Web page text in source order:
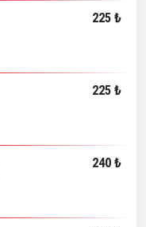
225 ₺
225 ₺
240 ₺